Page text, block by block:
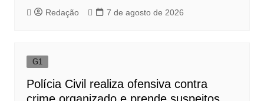
Redação 7 de agosto de 2026
G1
Polícia Civil realiza ofensiva contra